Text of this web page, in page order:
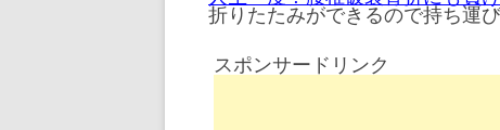
折りたたみができるので持ち運
スポンサードリンク